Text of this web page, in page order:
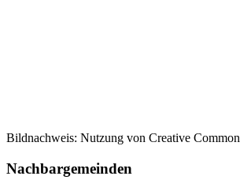
Bildnachweis: Nutzung von Creative
Nachbargemeinden